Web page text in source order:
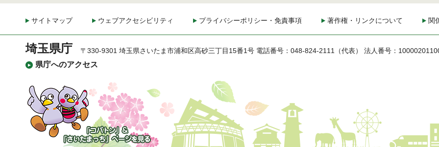
サイトマップ ウェブアクセシビリティ プライバシーポリシー・免責事項 著作権・リンクについて 関
埼玉県庁
県庁へのアクセス
〒330-9301 埼玉県さいたま市浦和区高砂三丁目15番1号 電話番号：048-824-2111（代表） 法人番号：
「コバトン」&「さいた